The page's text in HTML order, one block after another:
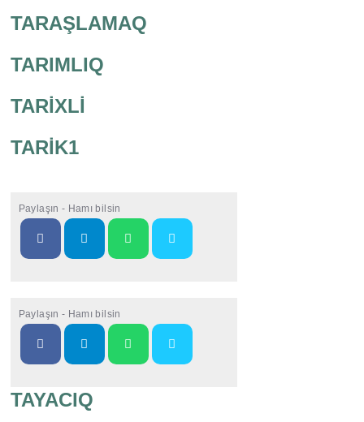
TARAŞLAMAQ
TARIMLIQ
TARİXLİ
TARİK1
Paylaşın - Hamı bilsin
Paylaşın - Hamı bilsin
TAYACIQ